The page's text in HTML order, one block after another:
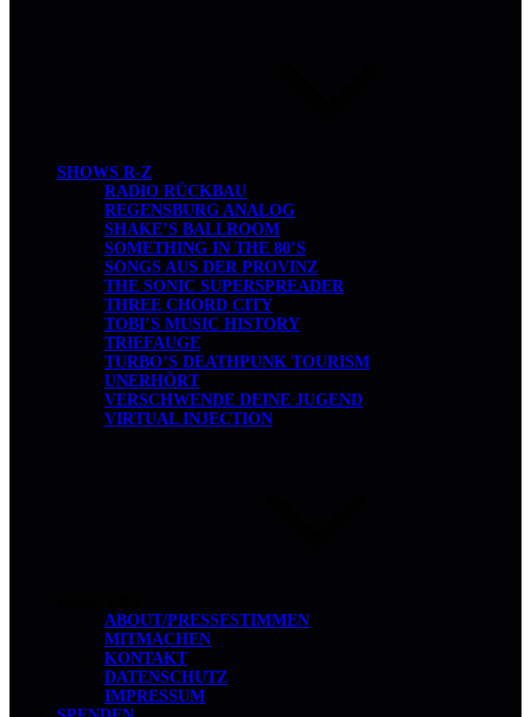
SHOWS R-Z
RADIO RÜCKBAU
REGENSBURG ANALOG
SHAKE’S BALLROOM
SOMETHING IN THE 80’S
SONGS AUS DER PROVINZ
THE SONIC SUPERSPREADER
THREE CHORD CITY
TOBI’S MUSIC HISTORY
TRIEFAUGE
TURBO’S DEATHPUNK TOURISM
UNERHÖRT
VERSCHWENDE DEINE JUGEND
VIRTUAL INJECTION
ABOUT/PRESSESTIMMEN
MITMACHEN
KONTAKT
DATENSCHUTZ
IMPRESSUM